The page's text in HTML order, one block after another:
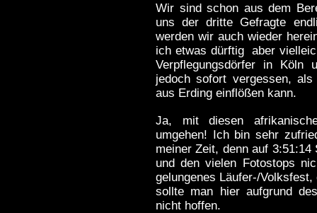
Wir sind schon aus dem
uns der dritte Gefragte
werden wir auch wieder
ich etwas dürftig aber
Verpflegungsdörfer in Köln
jedoch sofort vergessen,
aus Erding einflößen kann.
Ja, mit diesen
umgehen! Ich bin sehr
meiner Zeit, denn auf
und den vielen Fotostops
gelungenes Läufer-/
sollte man hier aufgrund
nicht hoffen.